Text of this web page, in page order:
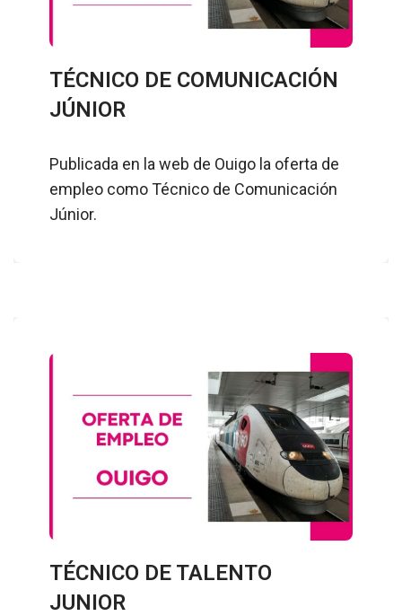
TÉCNICO DE COMUNICACIÓN
JÚNIOR
Publicada en la web de Ouigo la oferta de
empleo como Técnico de Comunicación
Júnior.
TÉCNICO DE TALENTO
JUNIOR